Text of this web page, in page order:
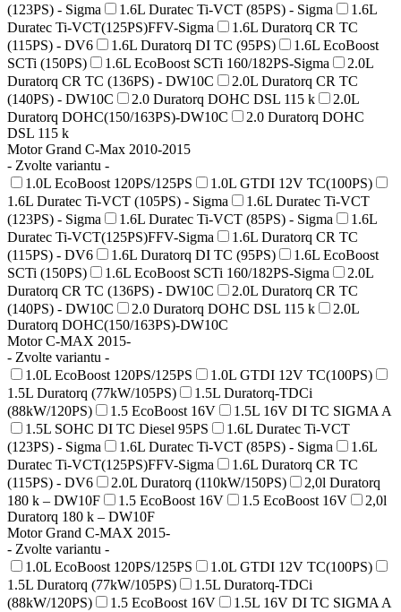
(123PS) - Sigma
1.6L Duratec Ti-VCT (85PS) - Sigma
1.6L
Duratec Ti-VCT(125PS)FFV-Sigma
1.6L Duratorq CR TC
(115PS) - DV6
1.6L Duratorq DI TC (95PS)
1.6L EcoBoost
SCTi (150PS)
1.6L EcoBoost SCTi 160/182PS-Sigma
2.0L
Duratorq CR TC (136PS) - DW10C
2.0L Duratorq CR TC
(140PS) - DW10C
2.0 Duratorq DOHC DSL 115 k
2.0L
Duratorq DOHC(150/163PS)-DW10C
2.0 Duratorq DOHC
DSL 115 k
Motor Grand C-Max 2010-2015
- Zvolte variantu -
1.0L EcoBoost 120PS/125PS
1.0L GTDI 12V TC(100PS)
1.6L Duratec Ti-VCT (105PS) - Sigma
1.6L Duratec Ti-VCT
(123PS) - Sigma
1.6L Duratec Ti-VCT (85PS) - Sigma
1.6L
Duratec Ti-VCT(125PS)FFV-Sigma
1.6L Duratorq CR TC
(115PS) - DV6
1.6L Duratorq DI TC (95PS)
1.6L EcoBoost
SCTi (150PS)
1.6L EcoBoost SCTi 160/182PS-Sigma
2.0L
Duratorq CR TC (136PS) - DW10C
2.0L Duratorq CR TC
(140PS) - DW10C
2.0 Duratorq DOHC DSL 115 k
2.0L
Duratorq DOHC(150/163PS)-DW10C
Motor C-MAX 2015-
- Zvolte variantu -
1.0L EcoBoost 120PS/125PS
1.0L GTDI 12V TC(100PS)
1.5L Duratorq (77kW/105PS)
1.5L Duratorq-TDCi
(88kW/120PS)
1.5 EcoBoost 16V
1.5L 16V DI TC SIGMA A
1.5L SOHC DI TC Diesel 95PS
1.6L Duratec Ti-VCT
(123PS) - Sigma
1.6L Duratec Ti-VCT (85PS) - Sigma
1.6L
Duratec Ti-VCT(125PS)FFV-Sigma
1.6L Duratorq CR TC
(115PS) - DV6
2.0L Duratorq (110kW/150PS)
2,0l Duratorq
180 k – DW10F
1.5 EcoBoost 16V 1.5 EcoBoost 16V
2,0l
Duratorq 180 k – DW10F
Motor Grand C-MAX 2015-
- Zvolte variantu -
1.0L EcoBoost 120PS/125PS
1.0L GTDI 12V TC(100PS)
1.5L Duratorq (77kW/105PS)
1.5L Duratorq-TDCi
(88kW/120PS)
1.5 EcoBoost 16V 1.5L 16V DI TC SIGMA A